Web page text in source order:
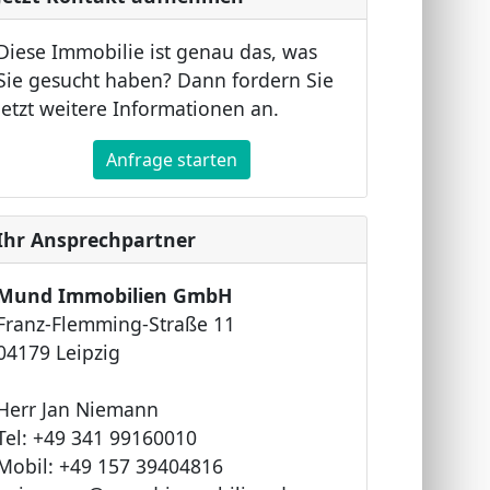
Immobilie ist genau das, was
gesucht haben? Dann fordern Sie
weitere Informationen an.
Anfrage starten
Ansprechpartner
Immobilien GmbH
Flemming-Straße 11
Leipzig
Jan Niemann
+49 341 99160010
+49 157 39404816